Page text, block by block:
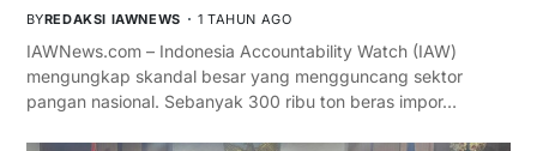
BYREDAKSI IAWNEWS 1 TAHUN AGO
IAWNews.com – Indonesia Accountability Watch (IAW)
mengungkap skandal besar yang mengguncang sektor
pangan nasional. Sebanyak 300 ribu ton beras impor…